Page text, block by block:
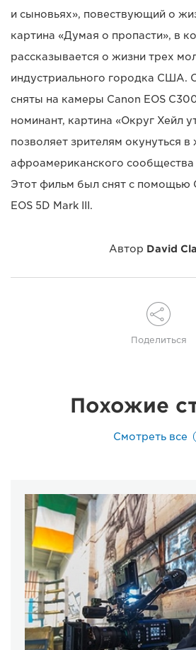
и сыновьях», повествующий о
картина «Думая о пропасти», в
рассказывается о жизни трех
индустриального городка США.
сняты на камеры Canon EOS
номинант, картина «Округ Хейл
позволяет зрителям окунуться в
афроамериканского
Этот фильм был снят с помощью
EOS 5D Mark III.
Автор David
Поделиться
Похожие
Смотреть все